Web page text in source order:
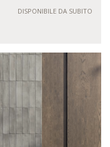
DISPONIBILE DA SUBITO